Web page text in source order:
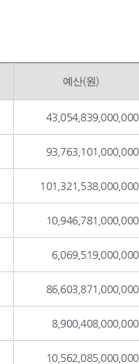
예산(원)
43,054,839,000,000
93,763,101,000,000
101,321,538,000,000
10,946,781,000,000
6,069,519,000,000
86,603,871,000,000
8,900,408,000,000
10,562,085,000,000